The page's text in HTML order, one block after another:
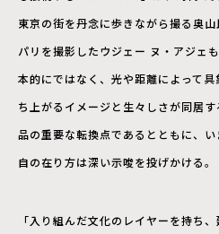
東京の街を丹念に歩きながら撮る奥
パリを撮影したウジェー ヌ・アジェ
本的にではなく、光や距離によって
ち上がるイメージと生々しさが同居
品の重要な転換点であるとともに、
自の在り方は深い示唆を投げかける。
「入り組んだ文化のレイヤーを持ち